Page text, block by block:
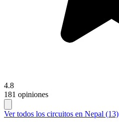
4.8
181 opiniones
Ver todos los circuitos en Nepal (13)